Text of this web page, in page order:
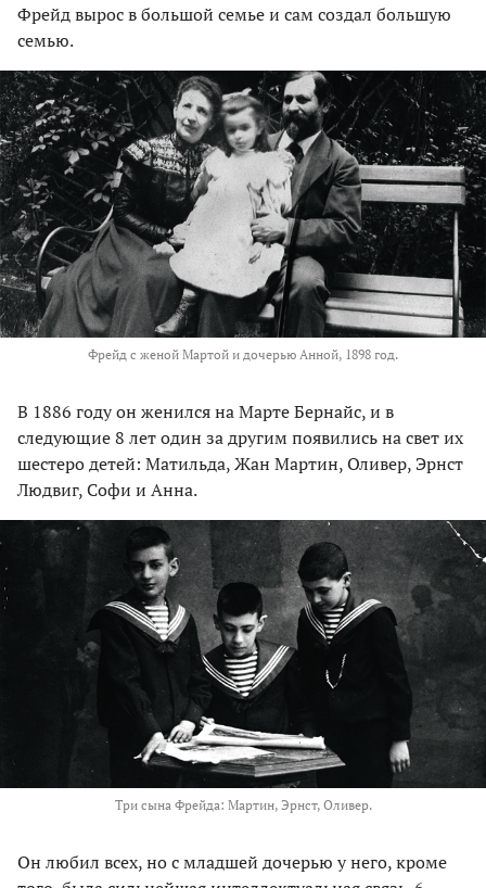
Фрейд вырос в большой семье и сам создал большую
семью.
Фрейд с женой Мартой и дочерью Анной, 1898 год.
В 1886 году он женился на Марте Бернайс, и в
следующие 8 лет один за другим появились на свет их
шестеро детей: Матильда, Жан Мартин, Оливер, Эрнст
Людвиг, Софи и Анна.
Три сына Фрейда: Мартин, Эрнст, Оливер.
Он любил всех, но с младшей дочерью у него, кроме